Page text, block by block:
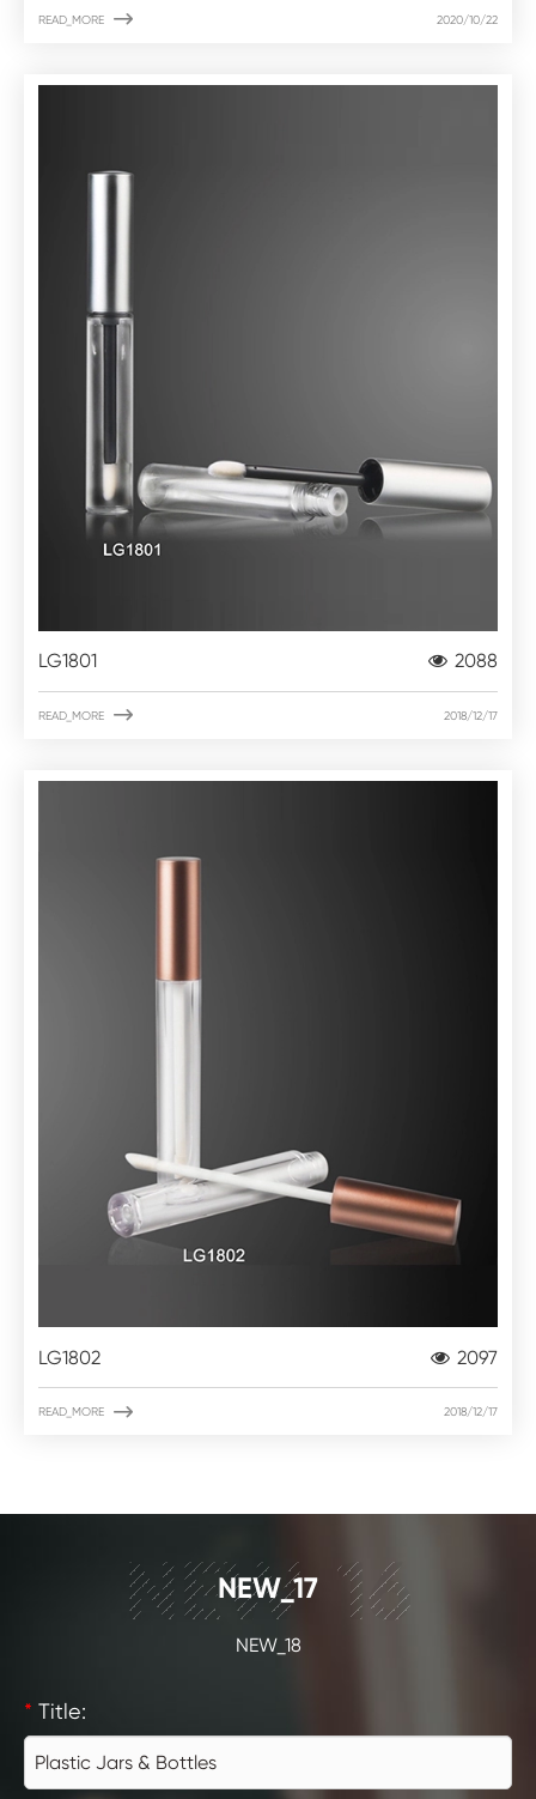
READ_MORE  2020/10/22
LG1801 2088
READ_MORE  2018/12/17
LG1802 2097
READ_MORE  2018/12/17
NEW_16
NEW_17
NEW_18
* Title: